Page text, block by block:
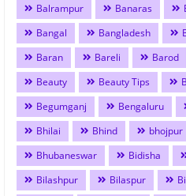
Balrampur
Banaras
Bangal
Bangladesh
Baran
Bareli Barod
Beauty
Beauty Tips
Begumganj
Bengaluru
Bhilai
Bhind bhojpur
Bhubaneswar
Bidisha
Bilashpur
Bilaspur